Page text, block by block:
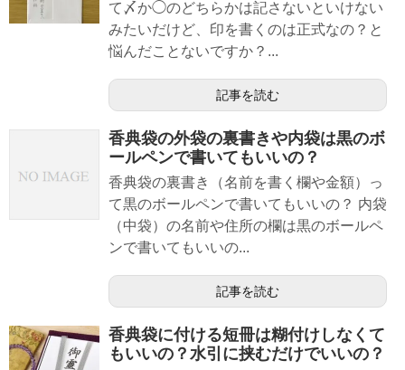
て〆か◯のどちらかは記さないといけない
みたいだけど、印を書くのは正式なの？と
悩んだことないですか？...
記事を読む
香典袋の外袋の裏書きや内袋は黒のボ
ールペンで書いてもいいの？
香典袋の裏書き（名前を書く欄や金額）っ
て黒のボールペンで書いてもいいの？ 内袋
（中袋）の名前や住所の欄は黒のボールペ
ンで書いてもいいの...
記事を読む
香典袋に付ける短冊は糊付けしなくて
もいいの？水引に挟むだけでいいの？